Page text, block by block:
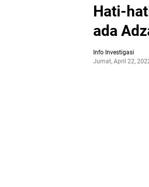
Hati-
ada
Info Investigasi
Jumat, April 22,